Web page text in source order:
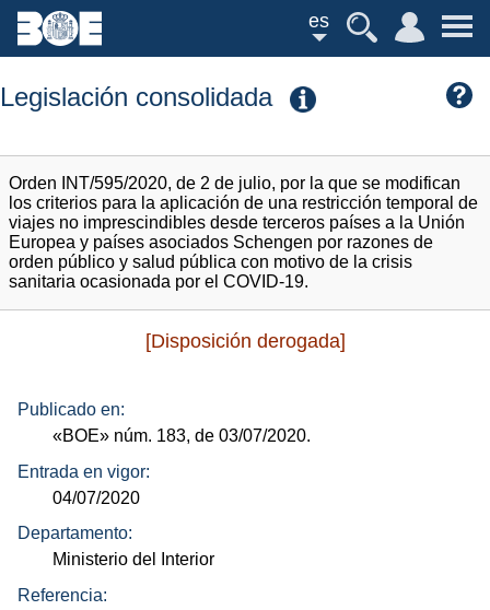
es
Legislación consolidada
Orden INT/595/2020, de 2 de julio, por la que se modifican
los criterios para la aplicación de una restricción temporal de
viajes no imprescindibles desde terceros países a la Unión
Europea y países asociados Schengen por razones de
orden público y salud pública con motivo de la crisis
sanitaria ocasionada por el COVID-19.
[Disposición derogada]
Publicado en:
«BOE» núm. 183, de 03/07/2020.
Entrada en vigor:
04/07/2020
Departamento:
Ministerio del Interior
Referencia: